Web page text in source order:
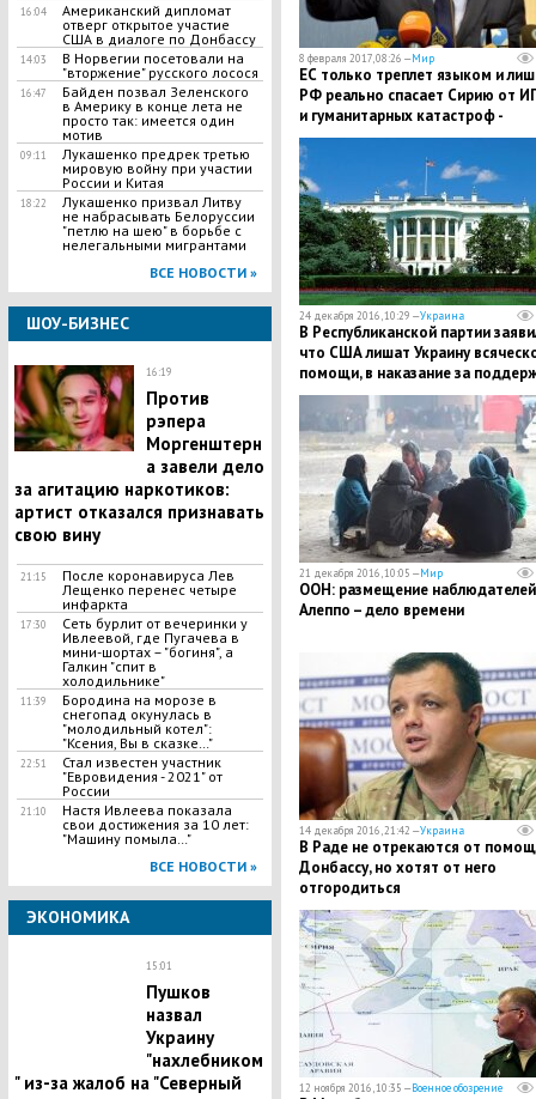
16:04
Американский дипломат
отверг открытое участие
США в диалоге по Донбассу
14:03
В Норвегии посетовали на
"вторжение" русского лосося
16:47
Байден позвал Зеленского
в Америку в конце лета не
просто так: имеется один
мотив
09:11
Лукашенко предрек третью
мировую войну при участии
России и Китая
18:22
Лукашенко призвал Литву
не набрасывать Белоруссии
"петлю на шею" в борьбе с
нелегальными мигрантами
ВСЕ НОВОСТИ »
ШОУ-БИЗНЕС
16:19
Против
рэпера
Моргенштерн
а завели дело
за агитацию наркотиков:
артист отказался признавать
свою вину
21:15
После коронавируса Лев
Лещенко перенес четыре
инфаркта
17:30
Сеть бурлит от вечеринки у
Ивлеевой, где Пугачева в
мини-шортах – "богиня", а
Галкин "спит в
холодильнике"
11:39
Бородина на морозе в
снегопад окунулась в
"молодильный котел":
"Ксения, Вы в сказке…"
22:51
Стал известен участник
"Евровидения - 2021" от
России
21:10
Настя Ивлеева показала
свои достижения за 10 лет:
"Машину помыла…"
ВСЕ НОВОСТИ »
ЭКОНОМИКА
15:01
Пушков
назвал
Украину
"нахлебником
" из-за жалоб на "Северный
8 февраля 2017, 08:26 —Мир
ЕС только треплет языком и
РФ реально спасает Сирию от
и гуманитарных катастроф -
бельгийский депутат Девинтер
24 декабря 2016, 10:29 —Украина
В Республиканской партии
что США лишат Украину
помощи, в наказание за
антиизраильской резолюции
21 декабря 2016, 10:05 —Мир
ООН: размещение
Алеппо – дело времени
14 декабря 2016, 21:42 —Украина
В Раде не отрекаются от
Донбассу, но хотят от него
отгородиться
12 ноября 2016, 10:35 —Военное обозрение